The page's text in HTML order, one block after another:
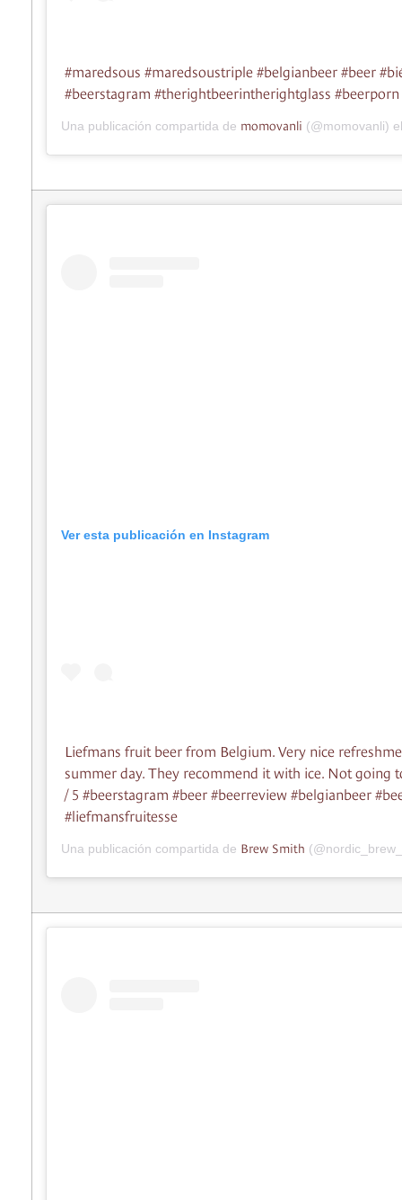
#maredsous #maredsoustriple #belgianbeer #beer
#beerstagram #therightbeerintherightglass #beerporn
Una publicación compartida de momovanli (@momovanli)
Ver esta publicación en Instagram
Liefmans fruit beer from Belgium. Very nice
summer day. They recommend it with ice. Not going
/ 5 #beerstagram #beer #beerreview #belgianbeer
#liefmansfruitesse
Una publicación compartida de Brew Smith